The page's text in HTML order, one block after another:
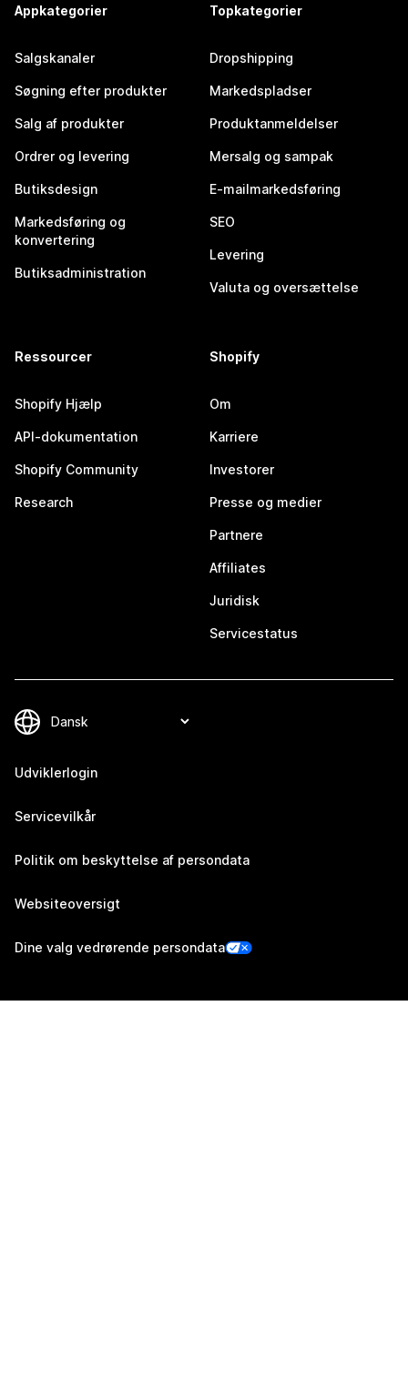
Appkategorier
Salgskanaler
Søgning efter produkter
Salg af produkter
Ordrer og levering
Butiksdesign
Markedsføring og
konvertering
Butiksadministration
Topkategorier
Dropshipping
Markedspladser
Produktanmeldelser
Mersalg og sampak
E-mailmarkedsføring
SEO
Levering
Valuta og oversættelse
Ressourcer
Shopify Hjælp
API-dokumentation
Shopify Community
Research
Shopify
Om
Karriere
Investorer
Presse og medier
Partnere
Affiliates
Juridisk
Servicestatus
Udviklerlogin
Servicevilkår
Politik om beskyttelse af persondata
Websiteoversigt
Dine valg vedrørende persondata